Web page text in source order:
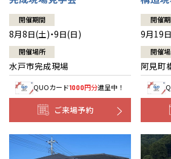
開催期間
8月8日(土)・9日(日)
開催場所
水戸市完成現場
QUOカード1000円分進呈中！
ご来場予約
開催
9月19
開催
阿見町